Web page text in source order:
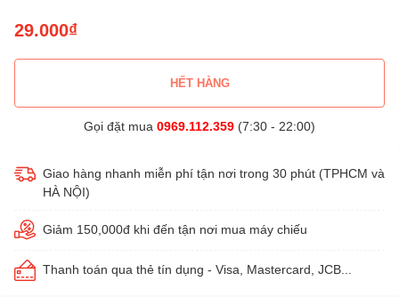
29.000₫
HẾT HÀNG
Gọi đặt mua 0969.112.359 (7:30 - 22:00)
Giao hàng nhanh miễn phí tận nơi trong 30 phút (TPHCM và
HÀ NỘI)
Giảm 150,000đ khi đến tận nơi mua máy chiếu
Thanh toán qua thẻ tín dụng - Visa, Mastercard, JCB...